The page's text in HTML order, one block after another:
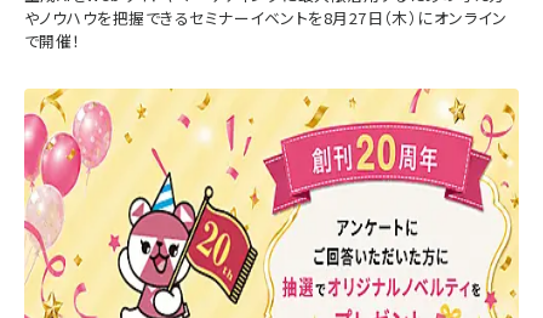
やノウハウを把握できるセミナーイベントを8月27日（木）にオンライン
で開催！